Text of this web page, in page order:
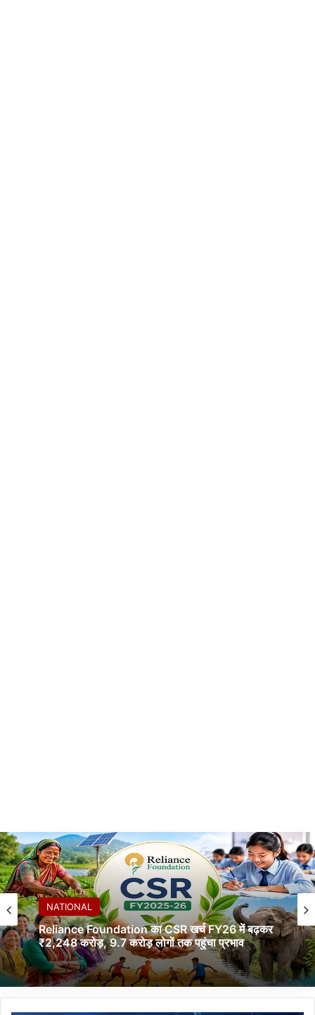
NATIONAL
Reliance Foundation का CSR खर्च FY26 में बढ़कर
₹2,248 करोड़, 9.7 करोड़ लोगों तक पहुंचा प्रभाव